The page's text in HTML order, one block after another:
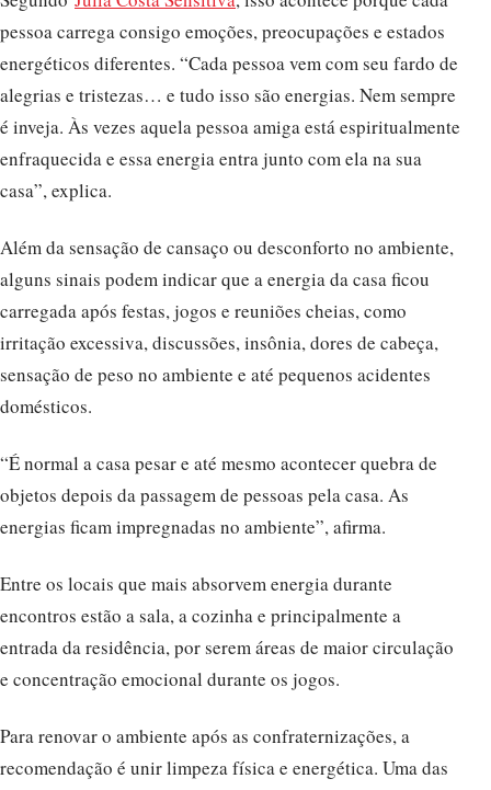
pessoa carrega consigo emoções, preocupações e estados
energéticos diferentes. “Cada pessoa vem com seu fardo de
alegrias e tristezas… e tudo isso são energias. Nem sempre
é inveja. Às vezes aquela pessoa amiga está espiritualmente
enfraquecida e essa energia entra junto com ela na sua
casa”, explica.
Além da sensação de cansaço ou desconforto no ambiente,
alguns sinais podem indicar que a energia da casa ficou
carregada após festas, jogos e reuniões cheias, como
irritação excessiva, discussões, insônia, dores de cabeça,
sensação de peso no ambiente e até pequenos acidentes
domésticos.
“É normal a casa pesar e até mesmo acontecer quebra de
objetos depois da passagem de pessoas pela casa. As
energias ficam impregnadas no ambiente”, afirma.
Entre os locais que mais absorvem energia durante
encontros estão a sala, a cozinha e principalmente a
entrada da residência, por serem áreas de maior circulação
e concentração emocional durante os jogos.
Para renovar o ambiente após as confraternizações, a
recomendação é unir limpeza física e energética. Uma das